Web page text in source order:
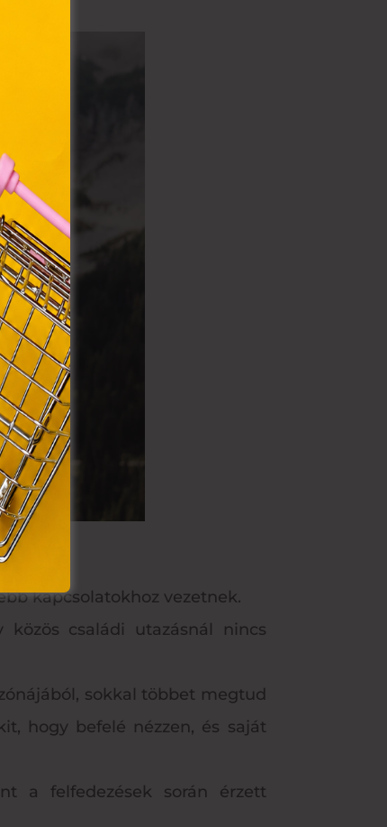
kapcsolatokhoz vezetnek.
közös családi utazásnál nincs
sokkal többet megtud
hogy befelé nézzen, és saját
a felfedezések során érzett